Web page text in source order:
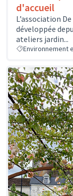
d'accueil
L’association
développée
ateliers jardin...
Environnement